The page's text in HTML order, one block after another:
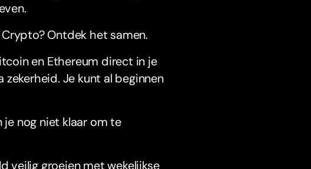
Ontdek het samen.
en Ethereum direct in je
Je kunt al beginnen
je nog niet klaar om te
veilig groeien met wekelijkse